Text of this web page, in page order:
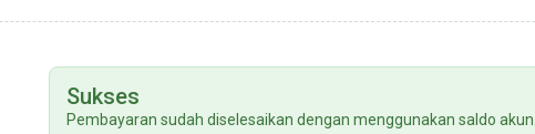
Sukses
Pembayaran sudah diselesaikan dengan menggunakan saldo akun.